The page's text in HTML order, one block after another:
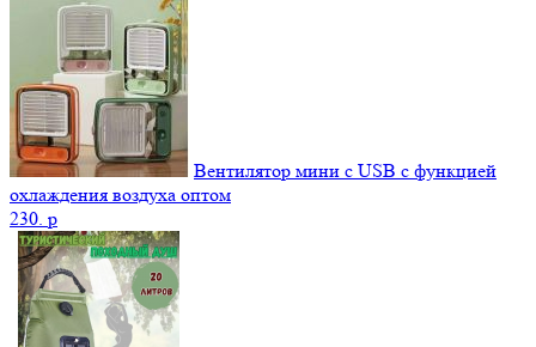
Вентилятор мини с USB с функцией
охлаждения воздуха оптом
230. p